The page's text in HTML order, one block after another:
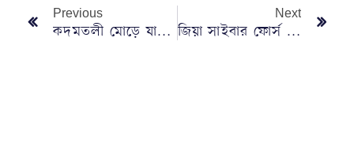
Previous
কদমতলী মোড়ে যানজটের তিন কারণ
Next
জিয়া সাইবার ফোর্স বৈলতলী শাখার সভাপতি সাদ্দাম সাধারণ সম্পাদক রিমন